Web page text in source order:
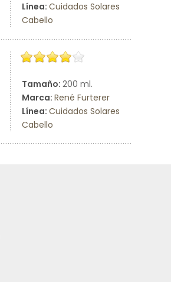
Línea: Cuidados Solares
Cabello
Tamaño: 200 ml.
Marca: René Furterer
Línea: Cuidados Solares
Cabello